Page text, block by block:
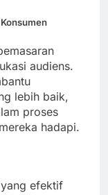
audiens.
lebih baik,
proses
hadapi.
efektif